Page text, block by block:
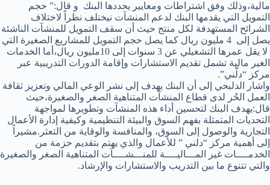
مالية،وذلك وفق اشتراطات ومعايير يحددها البنك و قال:” حجم
التمويل التي يقدمها البنك لدعم المنشآت نيختلف نظراً لاختلاف
الشرائح المستهدفة لكل منتج حيث أن سقف التمويل للمنشآت الناشئة
يصل إلى 4 مليون ريال كما يصل حجم التمويل للمشاريع الصغيرة التي
لا يقل عمرها التشغيلي عن 3 سنوات إلى 10مليون ريال،أما الخدمات
الغير مالية تشمل تقديم الاستشارات وإقامة الدورات التدريبية عبر
مركز “دلّني”.
واشار الدلبحي إلى أن البنك يهدف إلى نشر الوعي المالي وتعزيز ثقافة
العمل الحُر لدى قطاع المنشآت المتناهية الصغر والصغيرة،حيث
قال:يهدف البنك لتحسين أداء هذه المنشآت وتطويرها لمواجهة
التحديات المتمثلة بفهم السوق والبيئة التنظيمية وكيفية إدارة الأعمال
التجارية والوصول إلى السوق، والمنافسة والوقاية من التعثر.مشيراً
إلى أهمية مركز “دلني ” للأعمال والذي يهتم بتقديم حزمة من
الخدمــــات غير المـــاليــــة للمنـــشــــآت المتناهية الصغر والصغيرة
والتي تتنوع ما بين التدريب والاستشارات والإرشاد.